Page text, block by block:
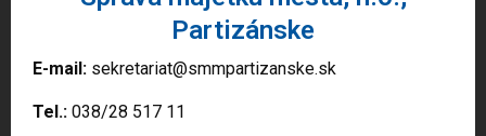
Partizánske
E-mail: sekretariat@smmpartizanske.sk
Tel.: 038/28 517 11